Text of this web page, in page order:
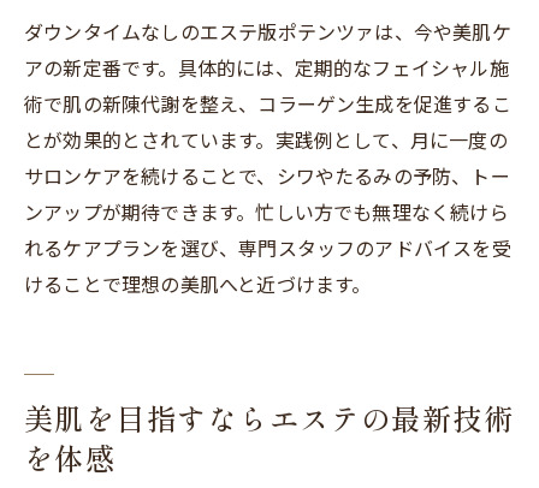
ダウンタイムなしのエステ版ポテンツァは、今や美肌ケ
アの新定番です。具体的には、定期的なフェイシャル施
術で肌の新陳代謝を整え、コラーゲン生成を促進するこ
とが効果的とされています。実践例として、月に一度の
サロンケアを続けることで、シワやたるみの予防、トー
ンアップが期待できます。忙しい方でも無理なく続けら
れるケアプランを選び、専門スタッフのアドバイスを受
けることで理想の美肌へと近づけます。
美肌を目指すならエステの最新技術
を体感